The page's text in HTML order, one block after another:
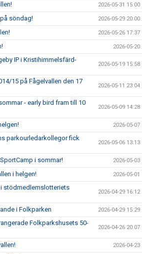
2026-05-31 15:00
söndag! 2026-05-29 20:00
2026-05-26 17:37
2026-05-20
IP i Kristihimmelsfärd-
2026-05-19 15:58
15 på Fågelvallen den 17
2026-05-11 23:04
- early bird fram till 10
2026-05-09 14:28
2026-05-07
parkourledarkollegor fick
2026-05-06 13:13
i sommar! 2026-05-03
i helgen! 2026-05-01
stödmedlemslotteriets
2026-04-29 16:12
i Folkparken 2026-04-29 15:29
Folkparkshusets 50-
2026-04-26 20:07
2026-04-23